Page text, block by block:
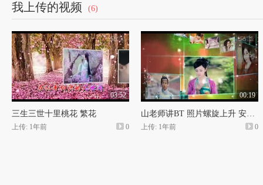
我上传的视频 (6)
03:52
三生三世十里桃花 繁花
上传: 1年前 0
00:19
山老师讲BT 照片螺旋上升 安心习作 感谢老师们的无私奉献
上传: 1年前 0